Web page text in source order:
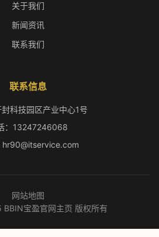
关于我们
新闻资讯
联系我们
联系信息
科技园区产业中心1号
：13247246068
hr90@itservice.com
网站地图
宝盈官网主页 版权所有